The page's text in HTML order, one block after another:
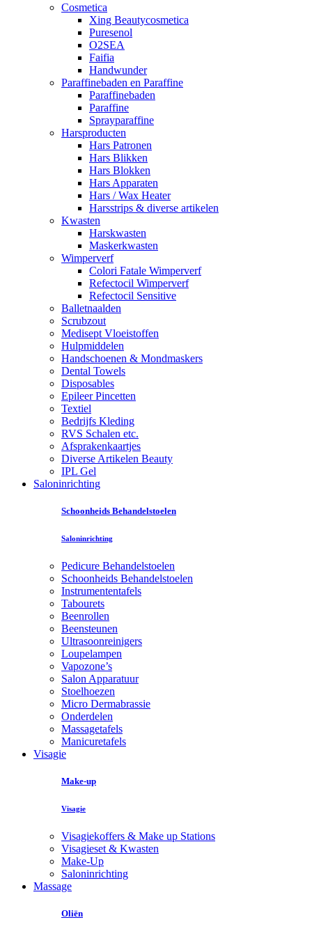
Cosmetica
Xing Beautycosmetica
Puresenol
O2SEA
Faifia
Handwunder
Paraffinebaden en Paraffine
Paraffinebaden
Paraffine
Sprayparaffine
Harsproducten
Hars Patronen
Hars Blikken
Hars Blokken
Hars Apparaten
Hars / Wax Heater
Harsstrips & diverse artikelen
Kwasten
Harskwasten
Maskerkwasten
Wimperverf
Colori Fatale Wimperverf
Refectocil Wimperverf
Refectocil Sensitive
Balletnaalden
Scrubzout
Medisept Vloeistoffen
Hulpmiddelen
Handschoenen & Mondmaskers
Dental Towels
Disposables
Epileer Pincetten
Textiel
Bedrijfs Kleding
RVS Schalen etc.
Afsprakenkaartjes
Diverse Artikelen Beauty
IPL Gel
Saloninrichting
Schoonheids Behandelstoelen
Saloninrichting
Pedicure Behandelstoelen
Schoonheids Behandelstoelen
Instrumententafels
Tabourets
Beenrollen
Beensteunen
Ultrasoonreinigers
Loupelampen
Vapozone’s
Salon Apparatuur
Stoelhoezen
Micro Dermabrassie
Onderdelen
Massagetafels
Manicuretafels
Visagie
Make-up
Visagie
Visagiekoffers & Make up Stations
Visagieset & Kwasten
Make-Up
Saloninrichting
Massage
Oliën